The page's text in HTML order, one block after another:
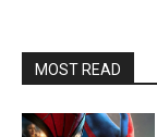
MOST READ